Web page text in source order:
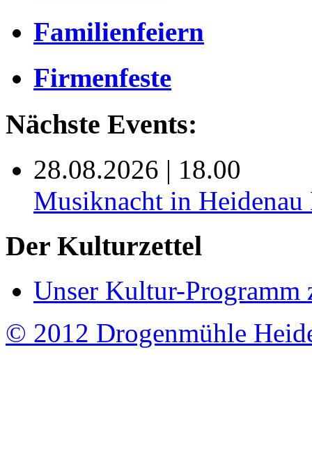
Familienfeiern
Firmenfeste
Nächste Events:
28.08.2026 | 18.00
Musiknacht in
Der Kulturzettel
Unser Kultur-Programm
© 2012 Drogenmühle